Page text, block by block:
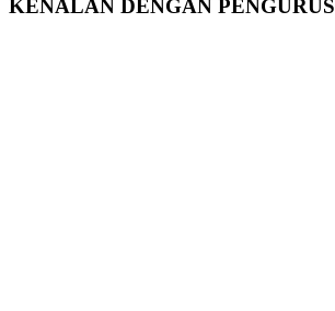
KENALAN DENGAN PENGURUS